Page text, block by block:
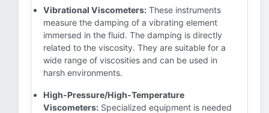
Vibrational Viscometers: These instruments
measure the damping of a vibrating element
immersed in the fluid. The damping is directly
related to the viscosity. They are suitable for a
wide range of viscosities and can be used in
harsh environments.
High-Pressure/High-Temperature
Viscometers: Specialized equipment is needed